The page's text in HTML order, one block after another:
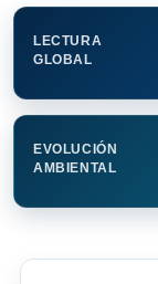
LECTURA
GLOBAL
EVOLUCIÓN
AMBIENTAL